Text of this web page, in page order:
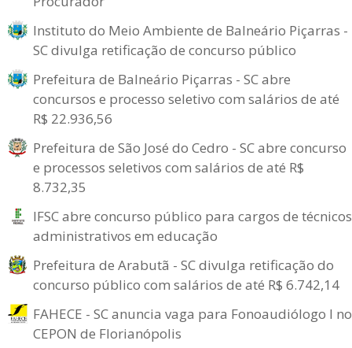
Instituto do Meio Ambiente de Balneário Piçarras -
SC divulga retificação de concurso público
Prefeitura de Balneário Piçarras - SC abre
concursos e processo seletivo com salários de até
R$ 22.936,56
Prefeitura de São José do Cedro - SC abre concurso
e processos seletivos com salários de até R$
8.732,35
IFSC abre concurso público para cargos de técnicos
administrativos em educação
Prefeitura de Arabutã - SC divulga retificação do
concurso público com salários de até R$ 6.742,14
FAHECE - SC anuncia vaga para Fonoaudiólogo I no
CEPON de Florianópolis